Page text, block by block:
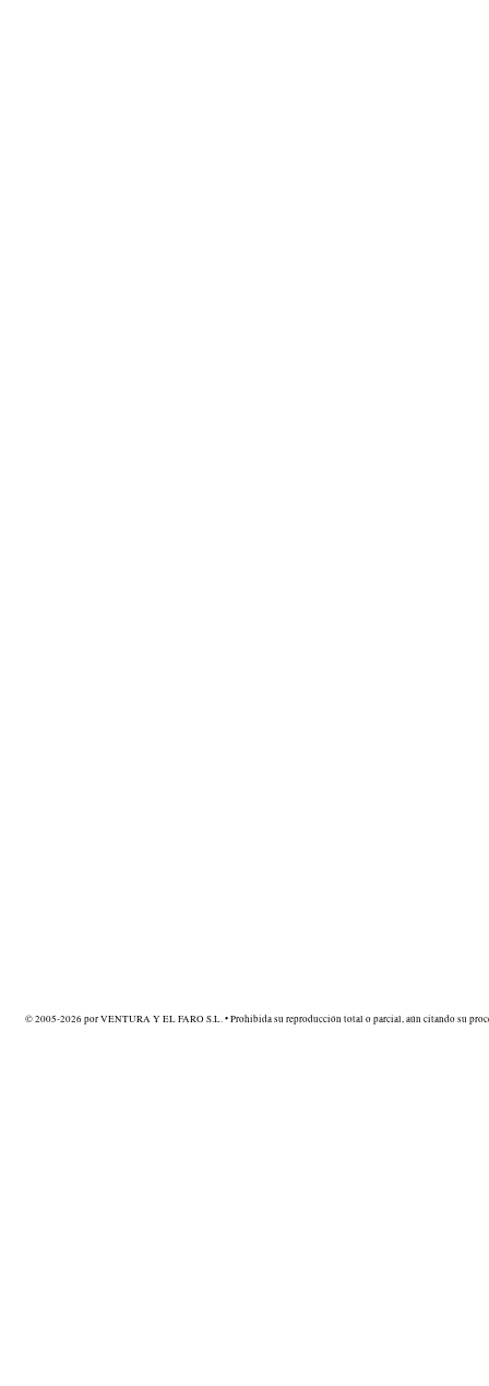
© 2005-2026 por VENTURA Y EL FARO S.L. • Prohibida su reproducción total o parcial, aún citando su